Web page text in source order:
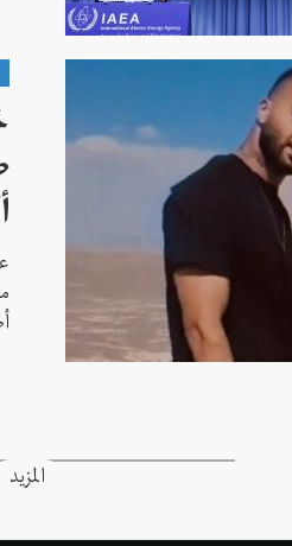
المزيد